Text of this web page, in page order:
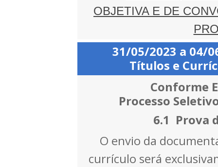
OBJETIVA E DE
31/05/2023 a 04/
Títulos e
Conforme Edital
Processo
6.1 Prova
O envio da
currículo será